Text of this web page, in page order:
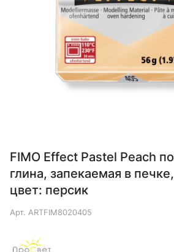
FIMO Effect Pastel Peach
глина, запекаемая в
цвет: персик
Арт. ARTFIM8020405